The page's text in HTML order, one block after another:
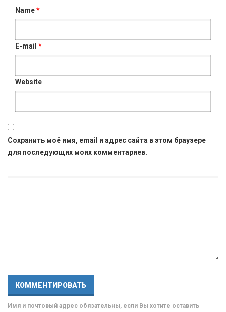
Name*
E-mail *
Website
Сохранить моё имя, email и адрес сайта в этом браузере
для последующих моих комментариев.
Имя и почтовый адрес обязательны, если Вы хотите оставить